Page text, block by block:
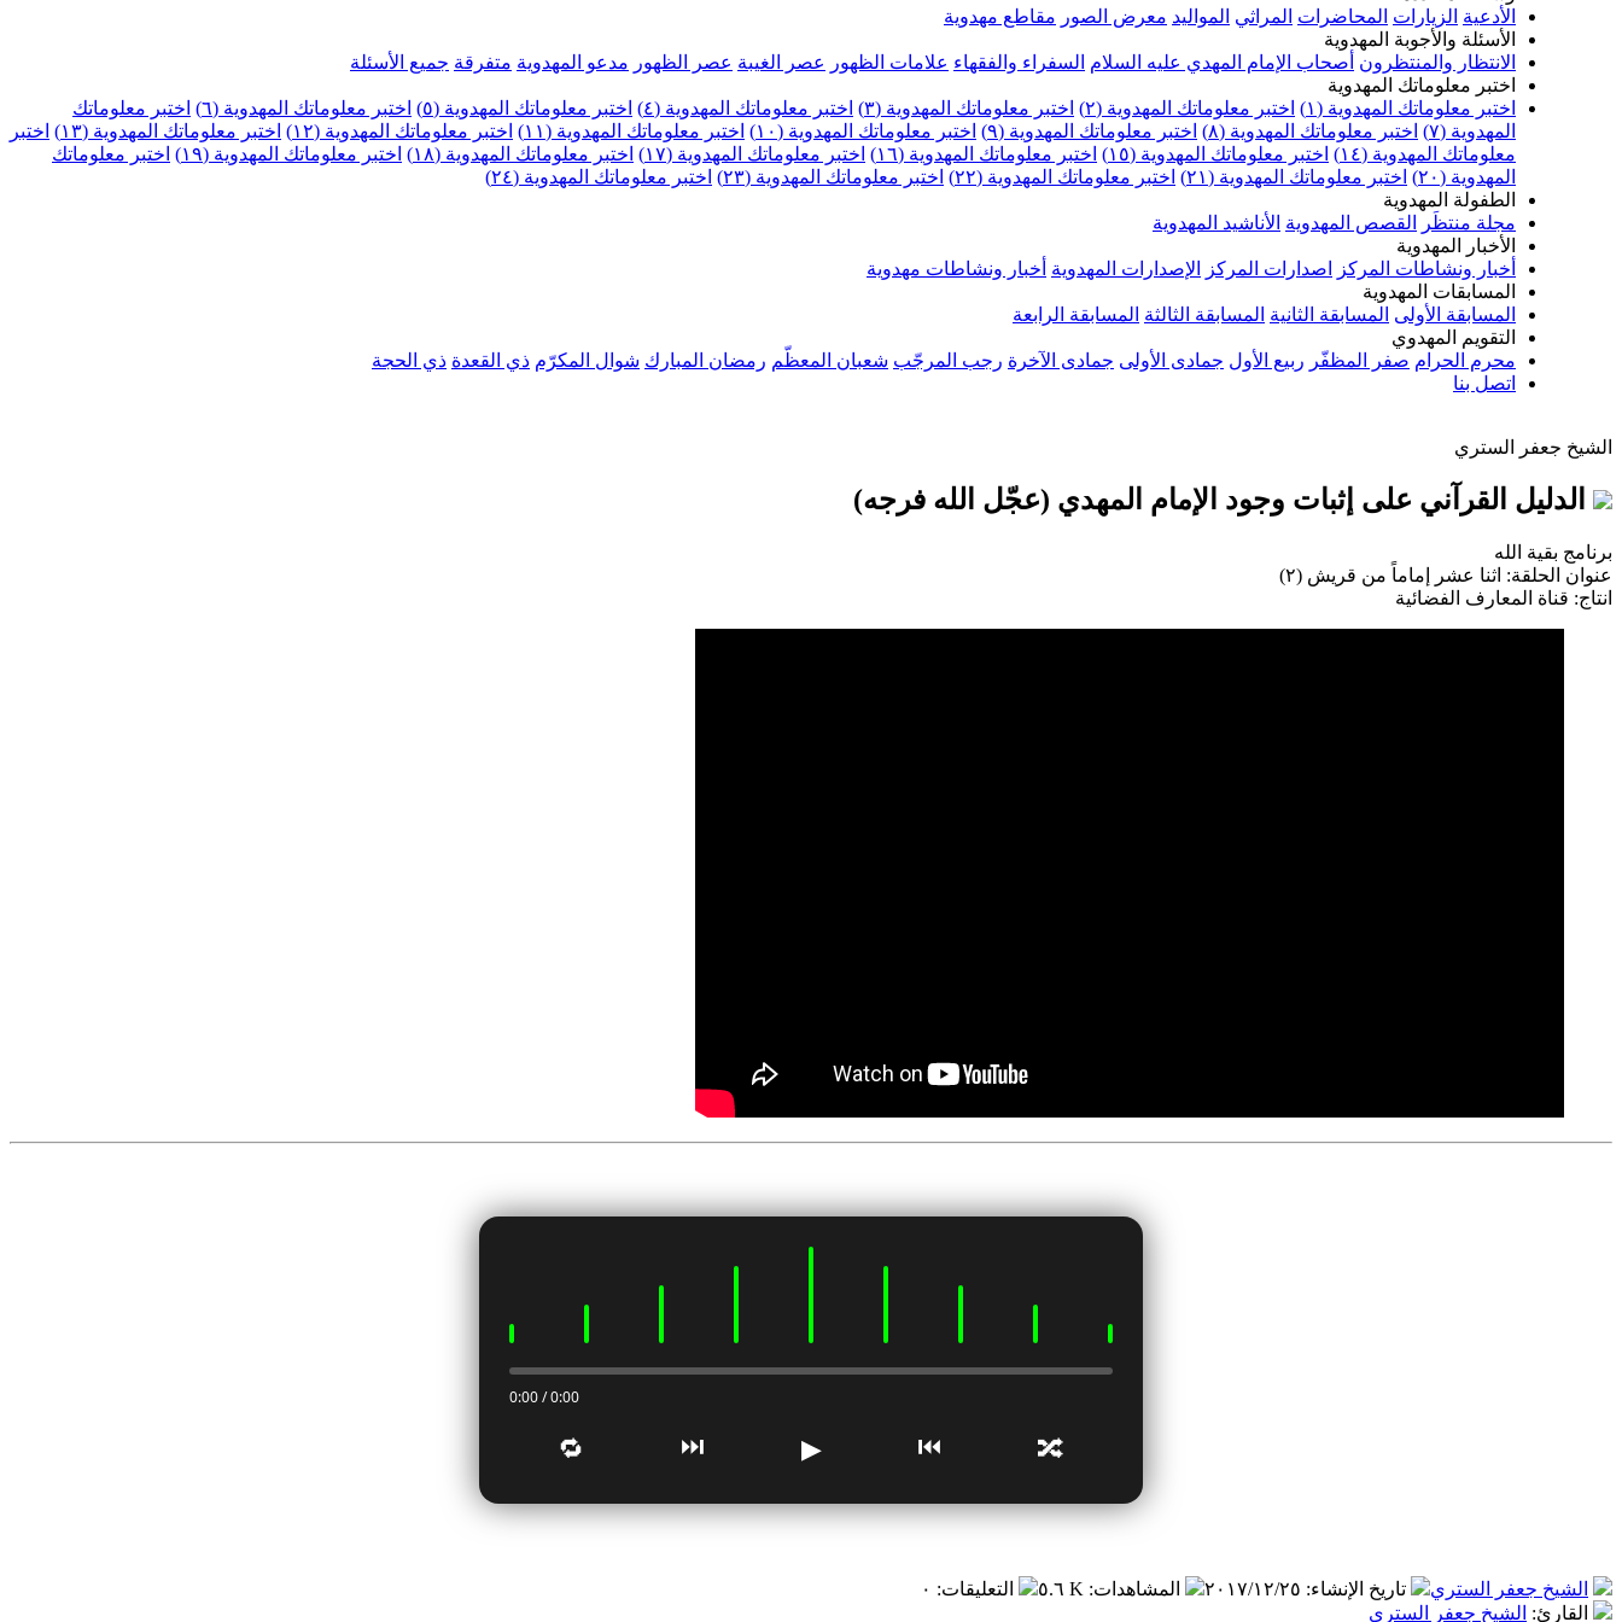
الأدعية الزيارات المحاضرات المراثي المواليد معرض الصور مقاطع مهدوية
الأسئلة والأجوبة المهدوية
الانتظار والمنتظرون أصحاب الإمام المهدي عليه السلام السفراء والفقهاء علامات الظهور عصر الغيبة عصر الظهور مدعو المهدوية متفرقة جميع الأسئلة
اختبر معلوماتك المهدوية
اختبر معلوماتك المهدوية (١)
اختبر معلوماتك المهدوية (٢) اختبر معلوماتك المهدوية (٣) اختبر معلوماتك المهدوية (٤) اختبر معلوماتك المهدوية (٥) اختبر معلوماتك المهدوية (٦)
اختبر معلوماتك
المهدوية (٧)
اختبر معلوماتك المهدوية (٨) اختبر معلوماتك المهدوية (٩) اختبر معلوماتك المهدوية (١٠) اختبر معلوماتك المهدوية (١١) اختبر معلوماتك المهدوية (١٢) اختبر معلوماتك المهدوية (١٣)
اختبر
معلوماتك المهدوية (١٤)
اختبر معلوماتك المهدوية (١٥) اختبر معلوماتك المهدوية (١٦) اختبر معلوماتك المهدوية (١٧) اختبر معلوماتك المهدوية (١٨) اختبر معلوماتك المهدوية (١٩)
اختبر معلوماتك
المهدوية (٢٠)
اختبر معلوماتك المهدوية (٢١) اختبر معلوماتك المهدوية (٢٢) اختبر معلوماتك المهدوية (٢٣)
اختبر معلوماتك المهدوية (٢٤)
الطفولة المهدوية
مجلة منتظَر
القصص المهدوية الأناشيد المهدوية
الأخبار المهدوية
أخبار ونشاطات المركز
اصدارات المركز الإصدارات المهدوية أخبار ونشاطات مهدوية
المسابقات المهدوية
المسابقة الأولى المسابقة الثانية المسابقة الثالثة المسابقة الرابعة
التقويم المهدوي
محرم الحرام صفر المظفّر ربيع الأول جمادى الأولى جمادى الآخرة رجب المرجّب شعبان المعظّم رمضان المبارك شوال المكرّم ذي القعدة ذي الحجة
اتصل بنا
الشيخ جعفر الستري
الدليل القرآني على إثبات وجود الإمام المهدي (عجّل الله فرجه)
برنامج بقية الله
عنوان الحلقة: اثنا عشر إماماً من قريش (٢)
انتاج: قناة المعارف الفضائية
0:00 / 0:00
🔀
⏮
▶
⏭
🔁
الشيخ جعفر الستري تاريخ الإنشاء: ٢٠١٧/١٢/٢٥ المشاهدات: ٥.٦ K التعليقات: ٠
القارئ: الشيخ جعفر الستري